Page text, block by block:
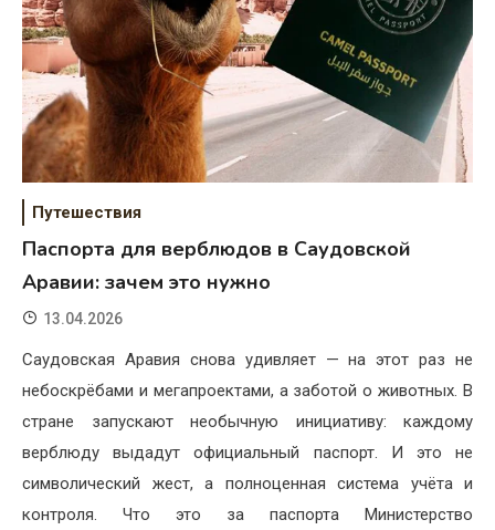
Путешествия
Паспорта для верблюдов в Саудовской
Аравии: зачем это нужно
13.04.2026
Саудовская Аравия снова удивляет — на этот раз не
небоскрёбами и мегапроектами, а заботой о животных. В
стране запускают необычную инициативу: каждому
верблюду выдадут официальный паспорт. И это не
символический жест, а полноценная система учёта и
контроля. Что это за паспорта Министерство